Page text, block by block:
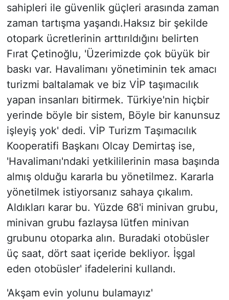
sahipleri ile güvenlik güçleri arasında zaman
zaman tartışma yaşandı.Haksız bir şekilde
otopark ücretlerinin arttırıldığını belirten
Fırat Çetinoğlu, 'Üzerimizde çok büyük bir
baskı var. Havalimanı yönetiminin tek amacı
turizmi baltalamak ve biz VİP taşımacılık
yapan insanları bitirmek. Türkiye'nin hiçbir
yerinde böyle bir sistem, Böyle bir kanunsuz
işleyiş yok' dedi. VİP Turizm Taşımacılık
Kooperatifi Başkanı Olcay Demirtaş ise,
'Havalimanı'ndaki yetkililerinin masa başında
almış olduğu kararla bu yönetilmez. Kararla
yönetilmek istiyorsanız sahaya çıkalım.
Aldıkları karar bu. Yüzde 68'i minivan grubu,
minivan grubu fazlaysa lütfen minivan
grubunu otoparka alın. Buradaki otobüsler
üç saat, dört saat içeride bekliyor. İşgal
eden otobüsler' ifadelerini kullandı.
'Akşam evin yolunu bulamayız'